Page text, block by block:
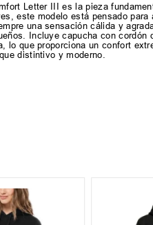
Letter III es la pieza
este modelo está pensado
una sensación cálida y
Incluye capucha con
lo que proporciona un confort
distintivo y moderno.